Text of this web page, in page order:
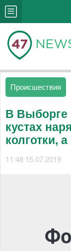
Происшествия
В Выборге
кустах
колготки,
11:48 15.07.2019